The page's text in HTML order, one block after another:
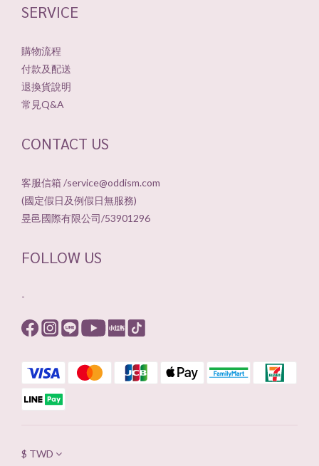
SERVICE
購物流程
付款及配送
退換貨說明
常見Q&A
CONTACT US
客服信箱 /service@oddism.com
(國定假日及例假日無服務)
昱邑國際有限公司/53901296
FOLLOW US
-
$ TWD